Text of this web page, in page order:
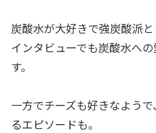
炭酸水が大好きで強炭酸派
インタビューでも炭酸水へ
す。
一方でチーズも好きなよう
るエピソードも。